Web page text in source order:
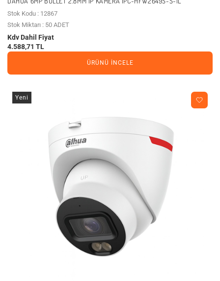
Stok Kodu : 12867
Stok Miktarı : 50 ADET
Kdv Dahil Fiyat
4.588,71 TL
ÜRÜNÜ İNCELE
Yeni